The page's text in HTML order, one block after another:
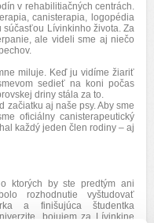
v rehabilitiačných centrách.
canisterapia, logopédia
Lívinkinho života. Za
ale videli sme aj niečo
miluje. Keď ju vidíme žiariť
sedieť na koni počas
driny stála za to.
začiatku aj naše psy. Aby sme
oficiálny canisterapeutický
každý jeden člen rodiny – aj
ktorých by ste predtým ani
rozhodnutie vyštudovať
a finišujúca študentka
bojujem za Lívinkine